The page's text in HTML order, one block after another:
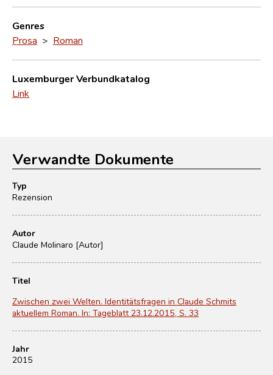
Genres
Prosa > Roman
Luxemburger Verbundkatalog
Link
Verwandte Dokumente
Typ
Rezension
Autor
Claude Molinaro [Autor]
Titel
Zwischen zwei Welten. Identitätsfragen in Claude Schmits
aktuellem Roman. In: Tageblatt 23.12.2015, S. 33
Jahr
2015